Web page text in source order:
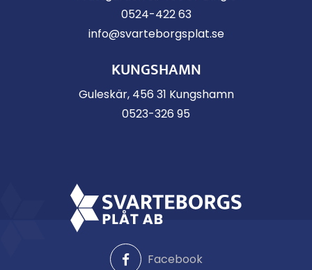
0524-422 63
info@svarteborgsplat.se
KUNGSHAMN
Guleskär, 456 31 Kungshamn
0523-326 95
Facebook